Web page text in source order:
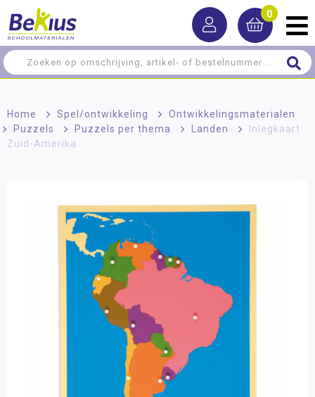
0
Home > Spel/ontwikkeling > Ontwikkelingsmaterialen
Puzzels
> Puzzels per thema > Landen >
Inlegkaart
Zuid-Amerika